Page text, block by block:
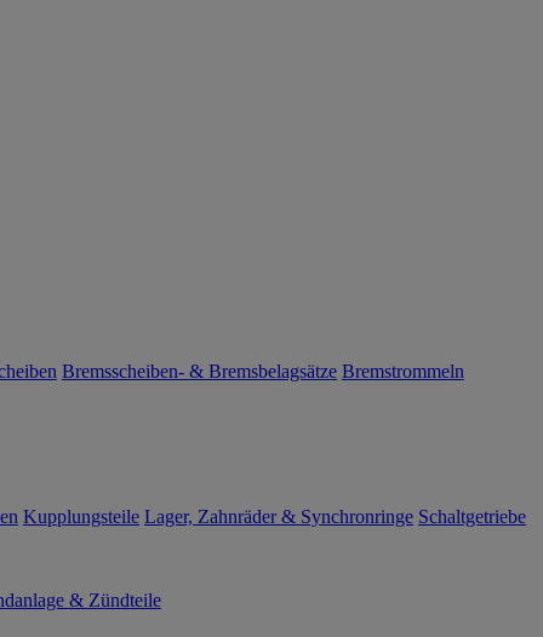
Bremsscheiben- & Bremsbelagsätze Bremstrommeln
Kupplungsteile Lager, Zahnräder & Synchronringe Schaltgetriebe
& Zündteile